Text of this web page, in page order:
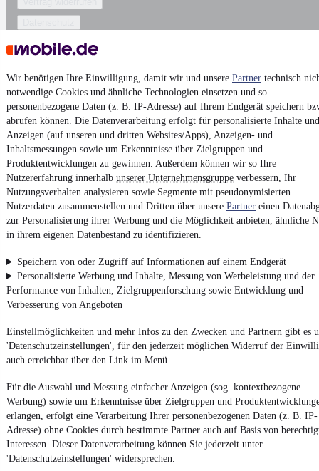
Wir benötigen Ihre Einwilligung, damit wir und unsere Partner technisch
notwendige Cookies und ähnliche Technologien einsetzen und so
personenbezogene Daten (z. B. IP-Adresse) auf Ihrem Endgerät speichern
abrufen können. Die Datenverarbeitung erfolgt für personalisierte Inhalte und
Anzeigen (auf unseren und dritten Websites/Apps), Anzeigen- und
Inhaltsmessungen sowie um Erkenntnisse über Zielgruppen und
Produktentwicklungen zu gewinnen. Außerdem können wir so Ihre
Nutzererfahrung innerhalb unserer Unternehmensgruppe verbessern, Ihr
Nutzungsverhalten analysieren sowie Segmente mit pseudonymisierten
Nutzerdaten zusammenstellen und Dritten über unsere Partner einen
zur Personalisierung ihrer Werbung und die Möglichkeit anbieten, ähnliche
in ihrem eigenen Datenbestand zu identifizieren.
Speichern von oder Zugriff auf Informationen auf einem Endgerät
Personalisierte Werbung und Inhalte, Messung von Werbeleistung und der
Performance von Inhalten, Zielgruppenforschung sowie Entwicklung und
Verbesserung von Angeboten
Einstellmöglichkeiten und mehr Infos zu den Zwecken und Partnern gibt es
'Datenschutzeinstellungen', für den jederzeit möglichen Widerruf der
auch erreichbar über den Link im Menü.
Für die Auswahl und Messung einfacher Anzeigen (sog. kontextbezogene
Werbung) sowie um Erkenntnisse über Zielgruppen und
erlangen, erfolgt eine Verarbeitung Ihrer personenbezogenen Daten (z. B. IP-
Adresse) ohne Cookies durch bestimmte Partner auch auf Basis von
Interessen. Dieser Datenverarbeitung können Sie jederzeit unter
'Datenschutzeinstellungen' widersprechen.
Datenschutzeinstellungen
Report Security Vulnerability (English)
Powered by
ObNeuwagen,Gebrauchtwagenoder Leasing-Angebote
Fahrzeuge gibt es bei mobile.de